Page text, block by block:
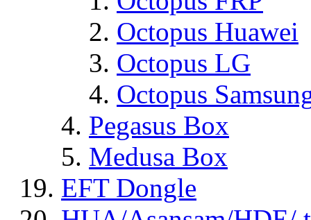
Octopus Huawei
Octopus LG
Octopus
Pegasus Box
Medusa Box
EFT Dongle